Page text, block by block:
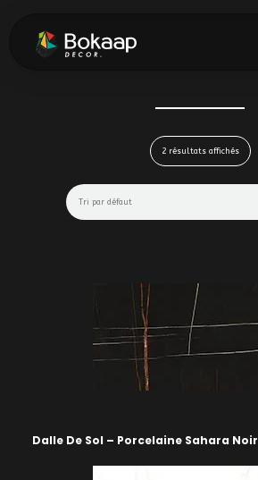
2 résultats affichés
Dalle De Sol – Porcelaine Sahara Noir